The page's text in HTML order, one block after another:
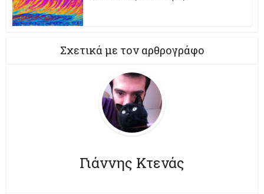
Σχετικά με τον αρθρογράφο
Γιάννης Κτενάς